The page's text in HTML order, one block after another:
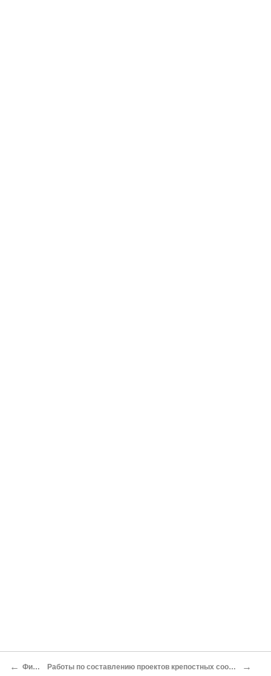
← Фиг. 160. Работы по составлению проектов крепостных сооружений и самих крепостей с 1912 г. →